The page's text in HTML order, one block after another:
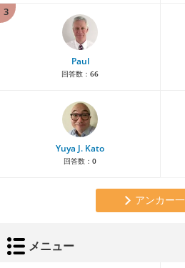
3
Paul
回答数： 66
Yuya J. Kato
回答数： 0
アンカー
メニュー